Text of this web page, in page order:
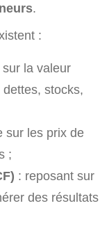
.
:
la valeur
stocks,
sur les prix de
;
: reposant sur
des résultats